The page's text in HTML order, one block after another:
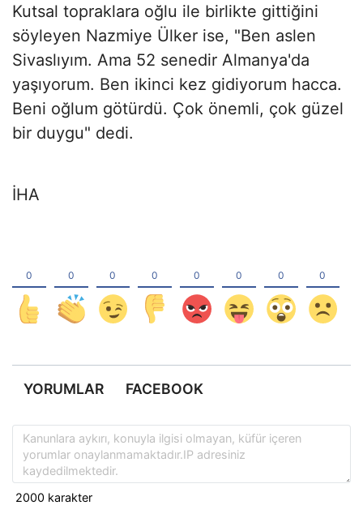
Kutsal topraklara oğlu ile birlikte gittiğini
söyleyen Nazmiye Ülker ise, "Ben aslen
Sivaslıyım. Ama 52 senedir Almanya'da
yaşıyorum. Ben ikinci kez gidiyorum hacca.
Beni oğlum götürdü. Çok önemli, çok güzel
bir duygu" dedi.
İHA
YORUMLAR FACEBOOK